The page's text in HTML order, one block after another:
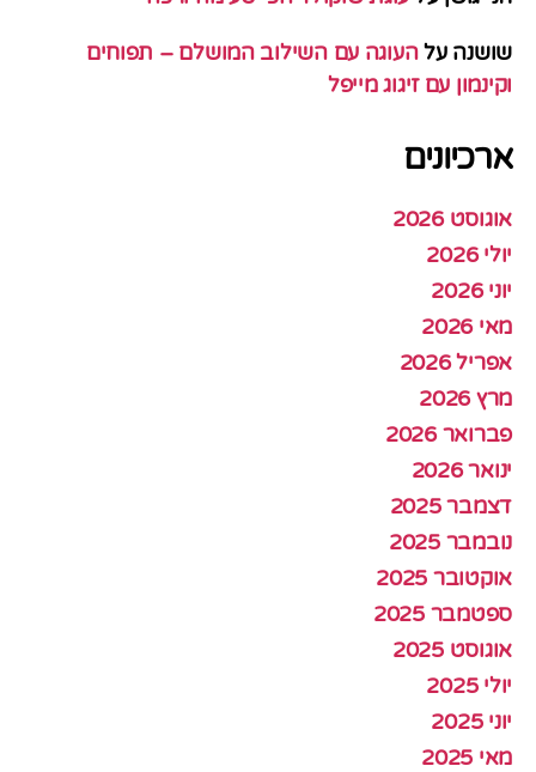
שושנה עלהעוגה עם השילוב המושלם – תפוחים
וקינמון עם זיגוג מייפל
ארכיונים
אוגוסט 2026
יולי 2026
יוני 2026
מאי 2026
אפריל 2026
מרץ 2026
פברואר 2026
ינואר 2026
דצמבר 2025
נובמבר 2025
אוקטובר 2025
ספטמבר 2025
אוגוסט 2025
יולי 2025
יוני 2025
מאי 2025